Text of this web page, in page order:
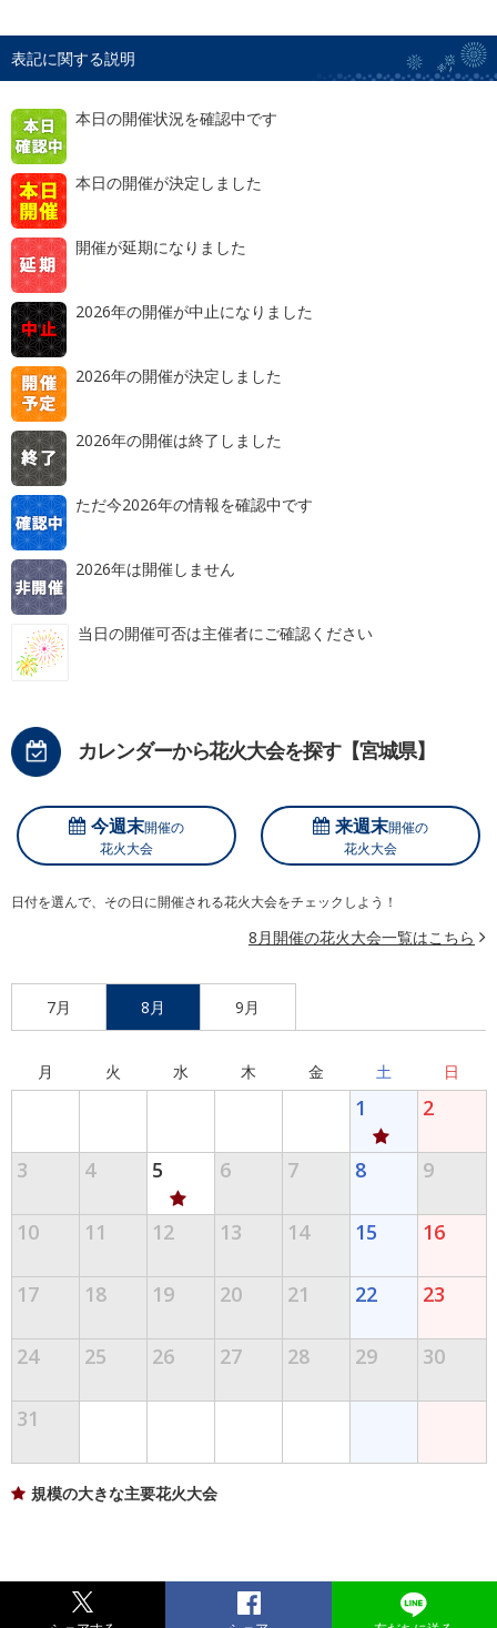
表記に関する説明
本日の開催状況を確認中です
本日の開催が決定しました
開催が延期になりました
2026年の開催が中止になりました
2026年の開催が決定しました
2026年の開催は終了しました
ただ今2026年の情報を確認中です
2026年は開催しません
当日の開催可否は主催者にご確認ください
カレンダーから花火大会を探す【宮城県】
今週末開催の
花火大会
来週末開催の
花火大会
日付を選んで、その日に開催される花火大会をチェックしよう！
8月開催の花火大会一覧はこちら
7月 8月 9月
月 火 水 木 金 土 日
1 2
3 4 5 6 7 8 9
10 11 12 13 14 15 16
17 18 19 20 21 22 23
24 25 26 27 28 29 30
31
規模の大きな主要花火大会